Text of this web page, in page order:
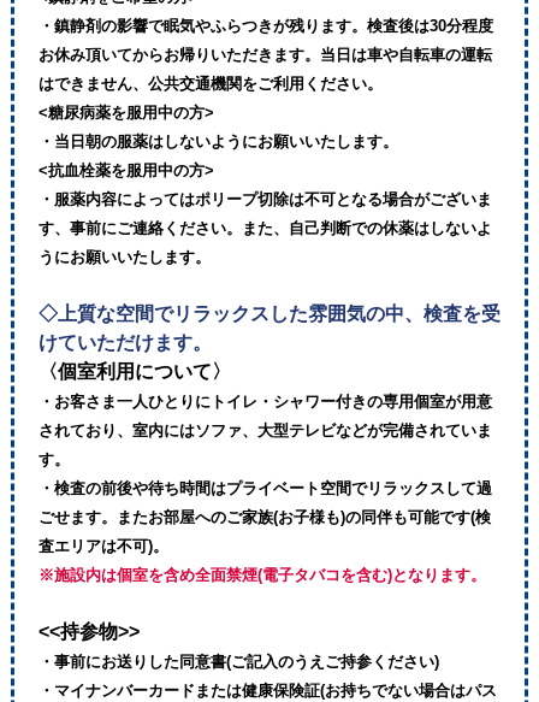
・鎮静剤の影響で眠気やふらつきが残ります。検査後は30分程度
お休み頂いてからお帰りいただきます。当日は車や自転車の運転
はできません、公共交通機関をご利用ください。
<糖尿病薬を服用中の方>
・当日朝の服薬はしないようにお願いいたします。
<抗血栓薬を服用中の方>
・服薬内容によってはポリープ切除は不可となる場合がございま
す、事前にご連絡ください。また、自己判断での休薬はしないよ
うにお願いいたします。
◇上質な空間でリラックスした雰囲気の中、検査を受
けていただけます。
〈個室利用について〉
・お客さま一人ひとりにトイレ・シャワー付きの専用個室が用意
されており、室内にはソファ、大型テレビなどが完備されていま
す。
・検査の前後や待ち時間はプライベート空間でリラックスして過
ごせます。またお部屋へのご家族(お子様も)の同伴も可能です(検
査エリアは不可)。
※施設内は個室を含め全面禁煙(電子タバコを含む)となります。
<<持参物>>
・事前にお送りした同意書(ご記入のうえご持参ください)
・マイナンバーカードまたは健康保険証(お持ちでない場合はパス